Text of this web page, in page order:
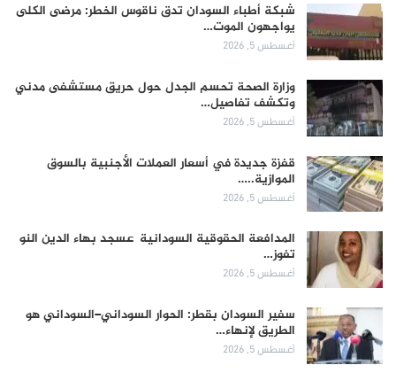
شبكة أطباء السودان تدق ناقوس الخطر: مرضى الكلى
يواجهون الموت…
أغسطس 5, 2026
وزارة الصحة تحسم الجدل حول حريق مستشفى مدني
وتكشف تفاصيل…
أغسطس 5, 2026
قفزة جديدة في أسعار العملات الأجنبية بالسوق
الموازية..…
أغسطس 5, 2026
المدافعة الحقوقية السودانية عسجد بهاء الدين النو
تفوز…
أغسطس 5, 2026
سفير السودان بقطر: الحوار السوداني–السوداني هو
الطريق لإنهاء…
أغسطس 5, 2026